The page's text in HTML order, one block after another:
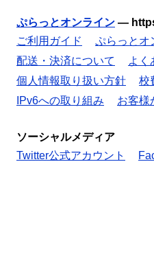
ぷらっとオンライン —
ご利用ガイド
ぷらっとオ
配送・決済について
よく
個人情報取り扱い方針
校
IPv6への取り組み
お客様
ソーシャルメディア
Twitter公式アカウント